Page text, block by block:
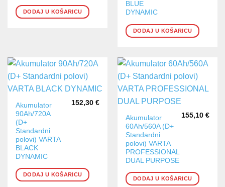
DODAJ U KOŠARICU
BLUE
DYNAMIC
DODAJ U KOŠARICU
Akumulator
90Ah/720A
(D+
Standardni
polovi) VARTA
BLACK
DYNAMIC
152,30 €
DODAJ U KOŠARICU
Akumulator
60Ah/560A (D+
Standardni
polovi) VARTA
PROFESSIONAL
DUAL PURPOSE
155,10 €
DODAJ U KOŠARICU